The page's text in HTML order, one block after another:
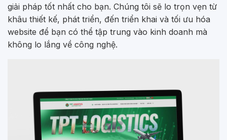
giải pháp tốt nhất cho bạn. Chúng tôi sẽ lo trọn vẹn từ
khâu thiết kế, phát triển, đến triển khai và tối ưu hóa
website để bạn có thể tập trung vào kinh doanh mà
không lo lắng về công nghệ.